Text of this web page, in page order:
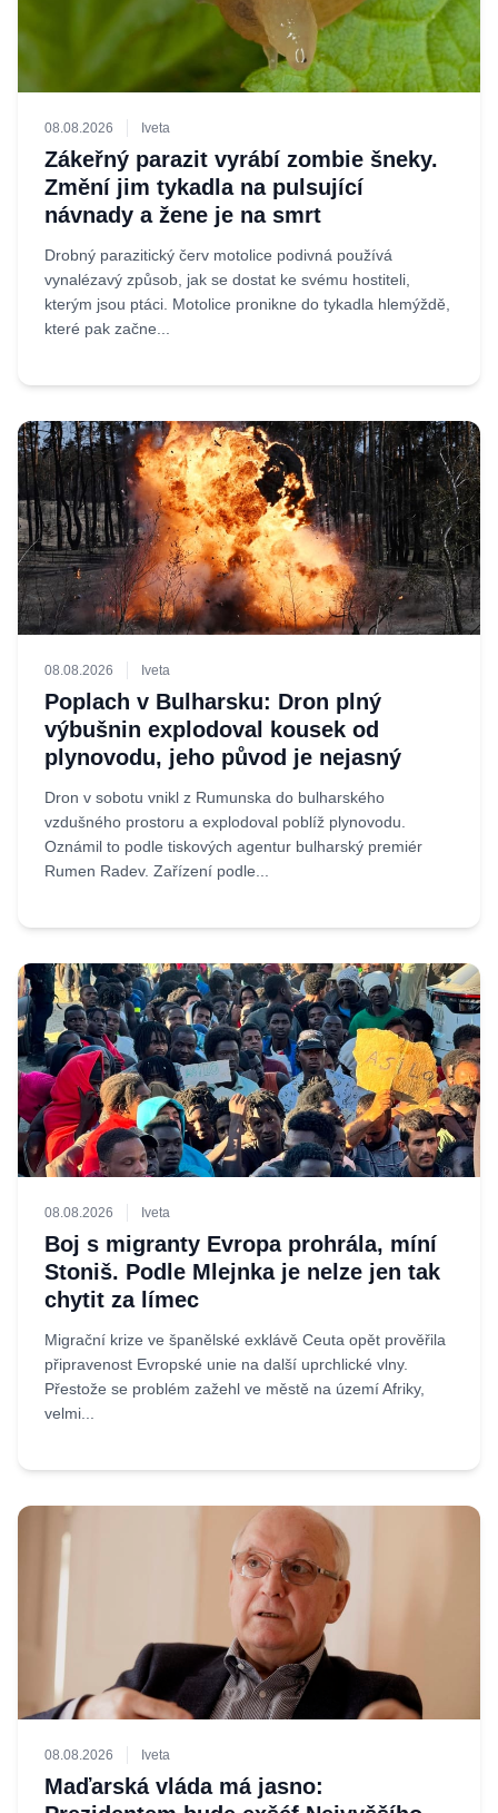
08.08.2026 Iveta
Zákeřný parazit vyrábí zombie šneky.
Změní jim tykadla na pulsující
návnady a žene je na smrt
Drobný parazitický červ motolice podivná používá
vynalézavý způsob, jak se dostat ke svému hostiteli,
kterým jsou ptáci. Motolice pronikne do tykadla hlemýždě,
které pak začne...
08.08.2026 Iveta
Poplach v Bulharsku: Dron plný
výbušnin explodoval kousek od
plynovodu, jeho původ je nejasný
Dron v sobotu vnikl z Rumunska do bulharského
vzdušného prostoru a explodoval poblíž plynovodu.
Oznámil to podle tiskových agentur bulharský premiér
Rumen Radev. Zařízení podle...
08.08.2026 Iveta
Boj s migranty Evropa prohrála, míní
Stoniš. Podle Mlejnka je nelze jen tak
chytit za límec
Migrační krize ve španělské exklávě Ceuta opět prověřila
připravenost Evropské unie na další uprchlické vlny.
Přestože se problém zažehl ve městě na území Afriky,
velmi...
08.08.2026 Iveta
Maďarská vláda má jasno: